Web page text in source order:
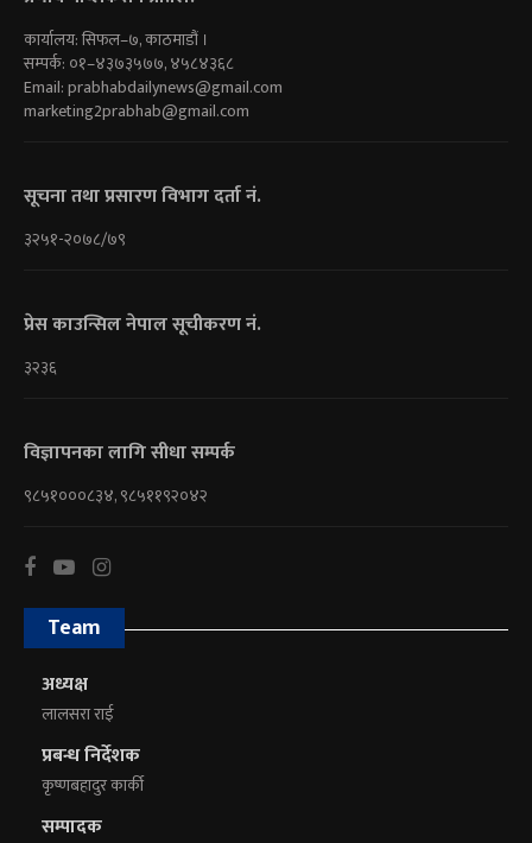
कार्यालय: सिफल–७, काठमाडौं ।
सम्पर्क: ०१–४३७३५७७, ४५८४३६८
Email:prabhabdailynews@gmail.com
marketing2prabhab@gmail.com
सूचना तथा प्रसारण विभाग दर्ता नं.
३२५१-२०७८/७९
प्रेस काउन्सिल नेपाल सूचीकरण नं.
३२३६
विज्ञापनका लागि सीधा सम्पर्क
९८५१०००८३४, ९८५११९२०४२
Team
अध्यक्ष
लालसरा राई
प्रबन्ध निर्देशक
कृष्णबहादुर कार्की
सम्पादक